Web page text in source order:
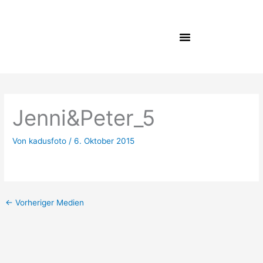
Jenni&Peter_5
Von kadusfoto /6. Oktober 2015
← Vorheriger Medien